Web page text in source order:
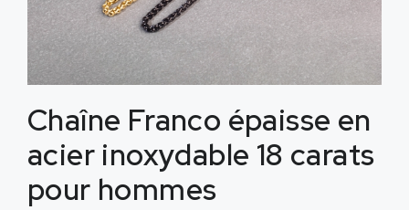
Chaîne Franco épaisse en
acier inoxydable 18 carats
pour hommes